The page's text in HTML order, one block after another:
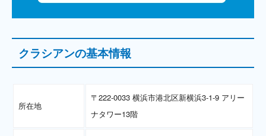
クラシアンの基本情報
所在地
〒222-0033 横浜市港北区新横浜3-1-9 アリー
ナタワー13階